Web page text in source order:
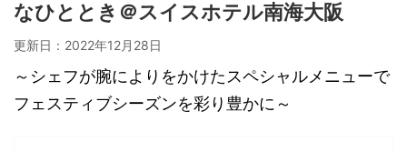
なひととき＠スイスホテル南海大阪
更新日： 2022年12月28日
～シェフが腕によりをかけたスペシャルメニューで
フェスティブシーズンを彩り豊かに～